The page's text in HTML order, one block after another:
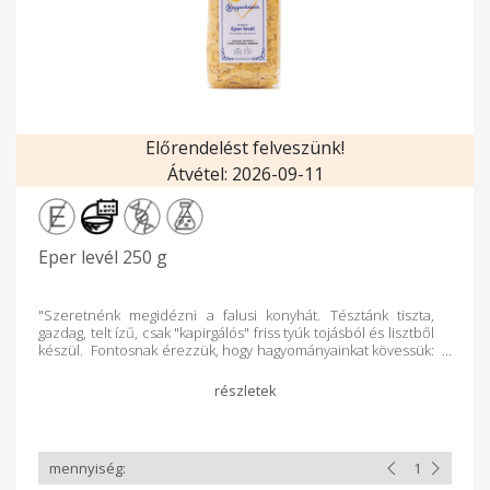
Előrendelést felveszünk!
Átvétel: 2026-09-11
Eper levél 250 g
"Szeretnénk megidézni a falusi konyhát. Tésztánk tiszta,
gazdag, telt ízű, csak "kapirgálós" friss tyúk tojásból és lisztből
készül. Fontosnak érezzük, hogy hagyományainkat kövessük:
szeretettel." Tésztáinkról: A szabadtartású tyúkjaink
tojásából nyolctojásos száraz tészta is készül, olyan falusi
jellemzi. Több mint 20 formában elérhető, hogy mindenki
megtalálja a kedvencét. Milyen tojást használunk a